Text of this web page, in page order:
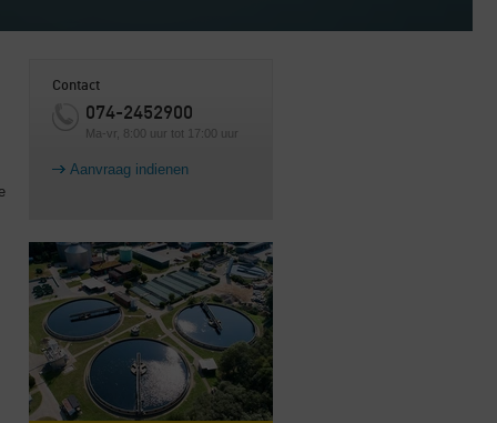
Contact
074-2452900
Ma-vr, 8:00 uur tot 17:00 uur
Aanvraag indienen